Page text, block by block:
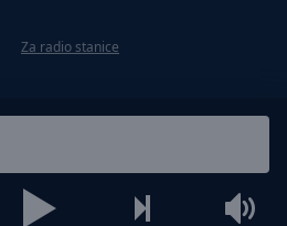
Za radio stanice